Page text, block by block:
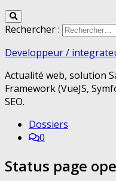
Rechercher :
Developpeur /
Actualité web, solution
Framework (VueJS,
SEO.
Dossiers
0
Status page